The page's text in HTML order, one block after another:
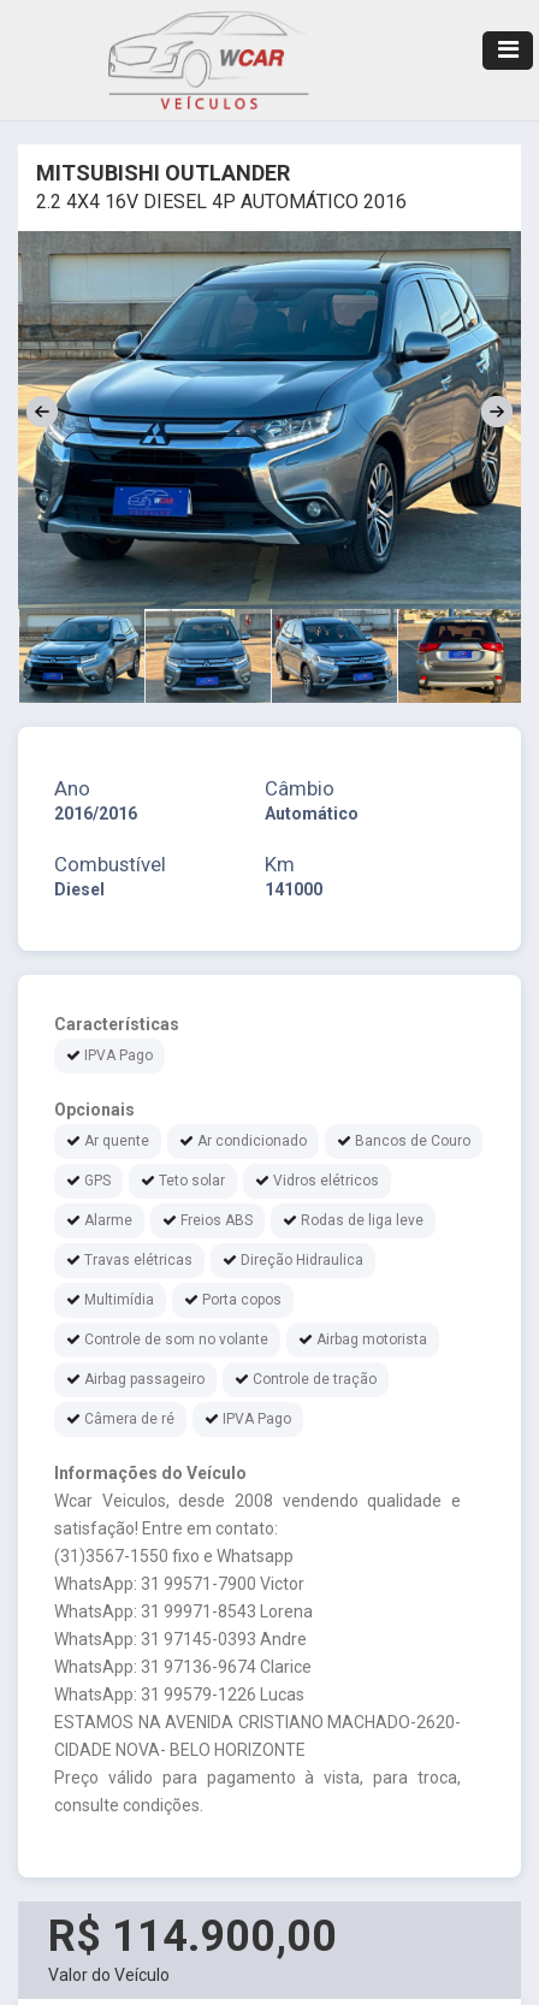
MITSUBISHI OUTLANDER
2.2 4X4 16V DIESEL 4P AUTOMÁTICO 2016
Ano
2016/2016
Câmbio
Automático
Combustível
Diesel
Km
141000
Características
IPVA Pago
Opcionais
Ar quente Ar condicionado Bancos de Couro
GPS Teto solar Vidros elétricos
Alarme Freios ABS Rodas de liga leve
Travas elétricas Direção Hidraulica
Multimídia Porta copos
Controle de som no volante Airbag motorista
Airbag passageiro Controle de tração
Câmera de ré IPVA Pago
Informações do Veículo
Wcar Veiculos, desde 2008 vendendo qualidade e
satisfação! Entre em contato:
(31)3567-1550 fixo e Whatsapp
WhatsApp: 31 99571-7900 Victor
WhatsApp: 31 99971-8543 Lorena
WhatsApp: 31 97145-0393 Andre
WhatsApp: 31 97136-9674 Clarice
WhatsApp: 31 99579-1226 Lucas
ESTAMOS NA AVENIDA CRISTIANO MACHADO-2620-
CIDADE NOVA- BELO HORIZONTE
Preço válido para pagamento à vista, para troca,
consulte condições.
R$ 114.900,00
Valor do Veículo